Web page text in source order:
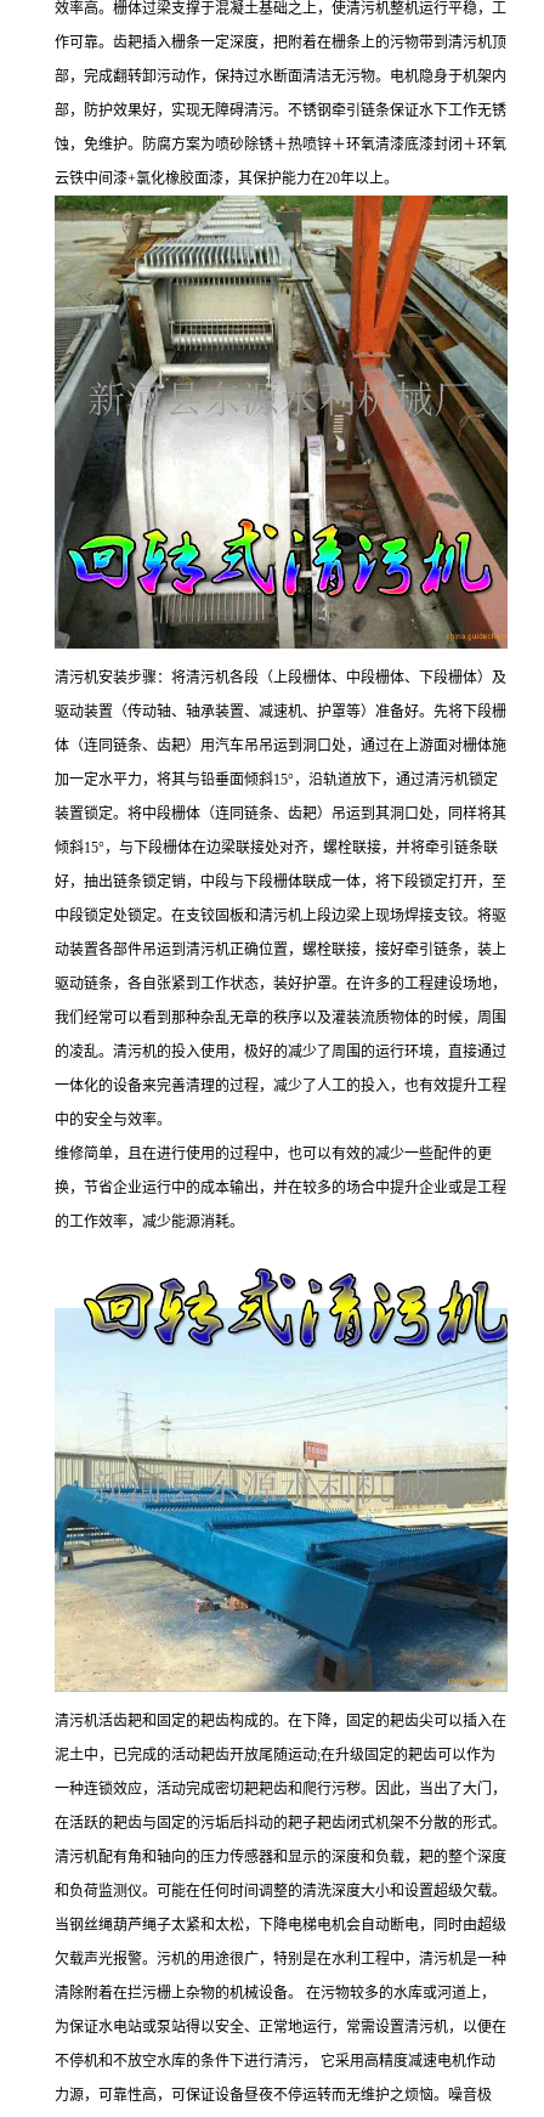
效率高。栅体过梁支撑于混凝土基础之上，使清污机整机运行平稳，工
作可靠。齿耙插入栅条一定深度，把附着在栅条上的污物带到清污机顶
部，完成翻转卸污动作，保持过水断面清洁无污物。电机隐身于机架内
部，防护效果好，实现无障碍清污。不锈钢牵引链条保证水下工作无锈
蚀，免维护。防腐方案为喷砂除锈＋热喷锌＋环氧清漆底漆封闭＋环氧
云铁中间漆+氯化橡胶面漆，其保护能力在20年以上。
清污机安装步骤：将清污机各段（上段栅体、中段栅体、下段栅体）及
驱动装置（传动轴、轴承装置、减速机、护罩等）准备好。先将下段栅
体（连同链条、齿耙）用汽车吊吊运到洞口处，通过在上游面对栅体施
加一定水平力，将其与铅垂面倾斜15°，沿轨道放下，通过清污机锁定
装置锁定。将中段栅体（连同链条、齿耙）吊运到其洞口处，同样将其
倾斜15°，与下段栅体在边梁联接处对齐，螺栓联接，并将牵引链条联
好，抽出链条锁定销，中段与下段栅体联成一体，将下段锁定打开，至
中段锁定处锁定。在支铰固板和清污机上段边梁上现场焊接支铰。将驱
动装置各部件吊运到清污机正确位置，螺栓联接，接好牵引链条，装上
驱动链条，各自张紧到工作状态，装好护罩。在许多的工程建设场地，
我们经常可以看到那种杂乱无章的秩序以及灌装流质物体的时候，周围
的凌乱。清污机的投入使用，极好的减少了周围的运行环境，直接通过
一体化的设备来完善清理的过程，减少了人工的投入，也有效提升工程
中的安全与效率。
维修简单，且在进行使用的过程中，也可以有效的减少一些配件的更
换，节省企业运行中的成本输出，并在较多的场合中提升企业或是工程
的工作效率，减少能源消耗。
清污机活齿耙和固定的耙齿构成的。在下降，固定的耙齿尖可以插入在
泥土中，已完成的活动耙齿开放尾随运动;在升级固定的耙齿可以作为
一种连锁效应，活动完成密切耙耙齿和爬行污秽。因此，当出了大门，
在活跃的耙齿与固定的污垢后抖动的耙子耙齿闭式机架不分散的形式。
清污机配有角和轴向的压力传感器和显示的深度和负载，耙的整个深度
和负荷监测仪。可能在任何时间调整的清洗深度大小和设置超级欠载。
当钢丝绳葫芦绳子太紧和太松，下降电梯电机会自动断电，同时由超级
欠载声光报警。污机的用途很广，特别是在水利工程中，清污机是一种
清除附着在拦污栅上杂物的机械设备。 在污物较多的水库或河道上，
为保证水电站或泵站得以安全、正常地运行，常需设置清污机，以便在
不停机和不放空水库的条件下进行清污， 它采用高精度减速电机作动
力源，可靠性高，可保证设备昼夜不停运转而无维护之烦恼。噪音极